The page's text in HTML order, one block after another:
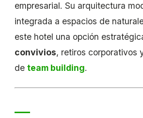
empresarial. Su arquitectura
integrada a espacios de
este hotel una opción
convivios, retiros corporativos
de team building.